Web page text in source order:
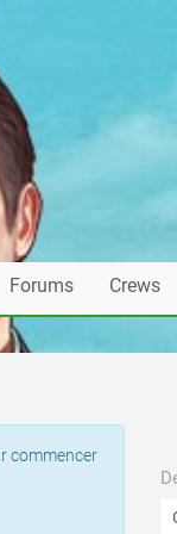
Forums Crews
commencer